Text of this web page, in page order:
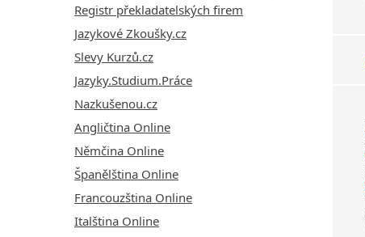
Registr překladatelských firem
Jazykové Zkoušky.cz
Slevy Kurzů.cz
Jazyky.Studium.Práce
Nazkušenou.cz
Angličtina Online
Němčina Online
Španělština Online
Francouzština Online
Italština Online